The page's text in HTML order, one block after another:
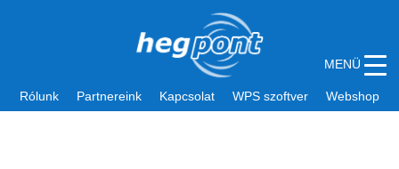
Rólunk Partnereink Kapcsolat WPS szoftver Webshop
MENÜ